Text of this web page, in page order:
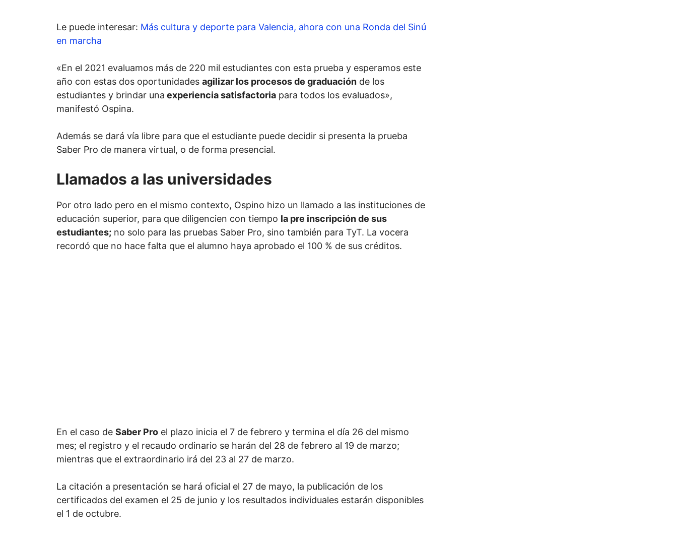
Le puede interesar: Más cultura y deporte para Valencia, ahora con una Ronda del Sinú
en marcha
«En el 2021 evaluamos más de 220 mil estudiantes con esta prueba y esperamos este
año con estas dos oportunidades agilizar los procesos de graduación de los
estudiantes y brindar una experiencia satisfactoria para todos los evaluados»,
manifestó Ospina.
Además se dará vía libre para que el estudiante puede decidir si presenta la prueba
Saber Pro de manera virtual, o de forma presencial.
Llamados a las universidades
Por otro lado pero en el mismo contexto, Ospino hizo un llamado a las instituciones de
educación superior, para que diligencien con tiempo la pre inscripción de sus
estudiantes; no solo para las pruebas Saber Pro, sino también para TyT. La vocera
recordó que no hace falta que el alumno haya aprobado el 100 % de sus créditos.
En el caso de Saber Pro el plazo inicia el 7 de febrero y termina el día 26 del mismo
mes; el registro y el recaudo ordinario se harán del 28 de febrero al 19 de marzo;
mientras que el extraordinario irá del 23 al 27 de marzo.
La citación a presentación se hará oficial el 27 de mayo, la publicación de los
certificados del examen el 25 de junio y los resultados individuales estarán disponibles
el 1 de octubre.